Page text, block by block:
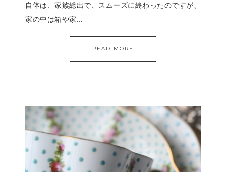
自体は、家族総出で、スムーズに終わったのですが、
家の中は箱や家…
READ MORE